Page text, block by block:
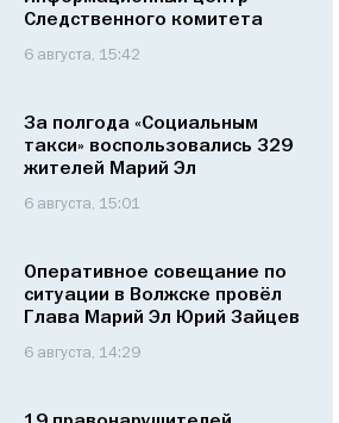
Следственного комитета
6 августа, 15:42
За полгода «Социальным
такси» воспользовались 329
жителей Марий Эл
6 августа, 15:01
Оперативное совещание по
ситуации в Волжске провёл
Глава Марий Эл Юрий Зайцев
6 августа, 14:29